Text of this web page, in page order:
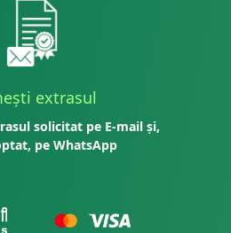
extrasul
solicitat pe E-mail și,
pe WhatsApp